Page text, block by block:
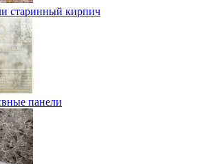
старинный кирпич
панели